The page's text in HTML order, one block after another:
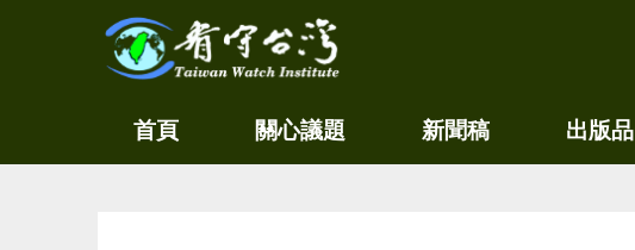
看守
台灣
環
首頁 關心議題 新聞稿 出版品